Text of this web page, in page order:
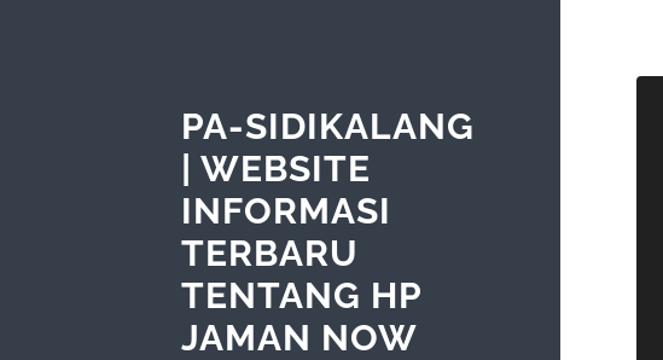
PA-SIDIKALANG
| WEBSITE
INFORMASI
TERBARU
TENTANG HP
JAMAN NOW